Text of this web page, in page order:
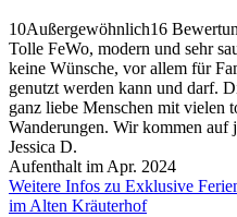
10Außergewöhnlich16
Tolle FeWo, modern und sehr
keine Wünsche, vor allem für
genutzt werden kann und darf.
ganz liebe Menschen mit vielen
Wanderungen. Wir kommen
Jessica D.
Aufenthalt im Apr. 2024
Weitere Infos zu Exklusive
im Alten Kräuterhof